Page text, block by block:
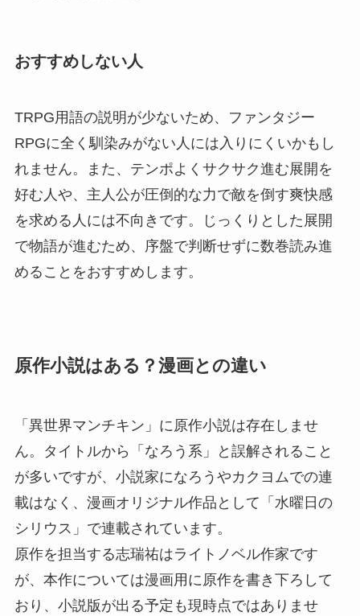
おすすめしない人
TRPG用語の説明が少ないため、ファンタジー
RPGに全く馴染みがない人には入りにくいかもし
れません。また、テンポよくサクサク進む展開を
好む人や、主人公が圧倒的な力で敵を倒す爽快感
を求める人には不向きです。じっくりとした展開
で物語が進むため、序盤で判断せずに数巻読み進
めることをおすすめします。
原作小説はある？漫画との違い
「異世界マンチキン」に原作小説は存在しませ
ん。タイトルから「なろう系」と誤解されること
が多いですが、小説家になろうやカクヨムでの連
載はなく、漫画オリジナル作品として「水曜日の
シリウス」で連載されています。
原作を担当する志瑞祐はライトノベル作家です
が、本作については漫画用に原作を書き下ろして
おり、小説版が出る予定も現時点ではありませ